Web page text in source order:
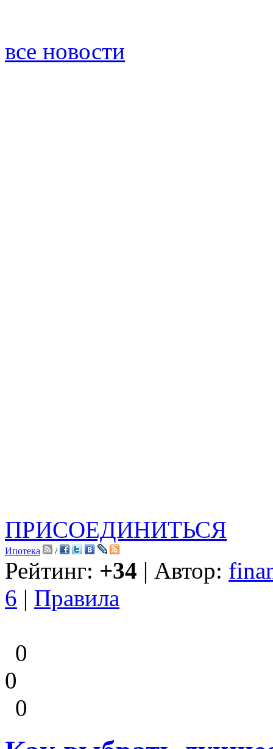
все новости
ПРИСОЕДИНИТЬСЯ
Ипотека /
Рейтинг: +34 | Автор:
6 | Правила
0
0
0